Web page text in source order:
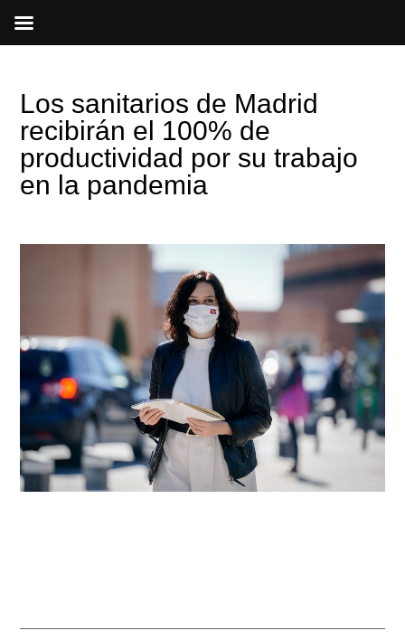
Los sanitarios de Madrid
recibirán el 100% de
productividad por su trabajo
en la pandemia